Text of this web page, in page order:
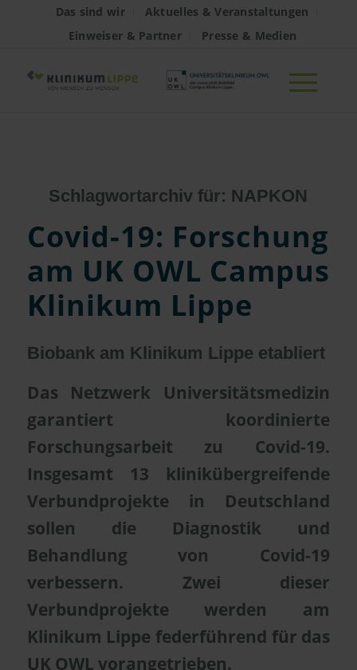
Das sind wir
Aktuelles & Veranstaltungen
Einweiser & Partner
Presse & Medien
Schlagwortarchiv für: NAPKON
Covid-19: Forschung
am UK OWL Campus
Klinikum Lippe
Biobank am Klinikum Lippe etabliert
Das Netzwerk Universitätsmedizin
garantiert koordinierte
Forschungsarbeit zu Covid-19.
Insgesamt 13 klinikübergreifende
Verbundprojekte in Deutschland
sollen die Diagnostik und
Behandlung von Covid-19
verbessern. Zwei dieser
Verbundprojekte werden am
Klinikum Lippe federführend für das
UK OWL vorangetrieben.